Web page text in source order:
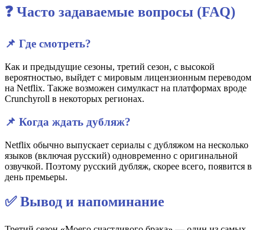
❓ Часто задаваемые вопросы (FAQ)
📌 Где смотреть?
Как и предыдущие сезоны, третий сезон, с высокой
вероятностью, выйдет с мировым лицензионным переводом
на Netflix. Также возможен симулкаст на платформах вроде
Crunchyroll в некоторых регионах.
📌 Когда ждать дубляж?
Netflix обычно выпускает сериалы с дубляжом на несколько
языков (включая русский) одновременно с оригинальной
озвучкой. Поэтому русский дубляж, скорее всего, появится в
день премьеры.
✅ Вывод и напоминание